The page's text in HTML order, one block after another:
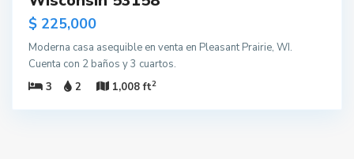
$ 225,000
Moderna casa asequible en venta en Pleasant Prairie, WI.
Cuenta con 2 baños y 3 cuartos.
3
2 1,008 ft2